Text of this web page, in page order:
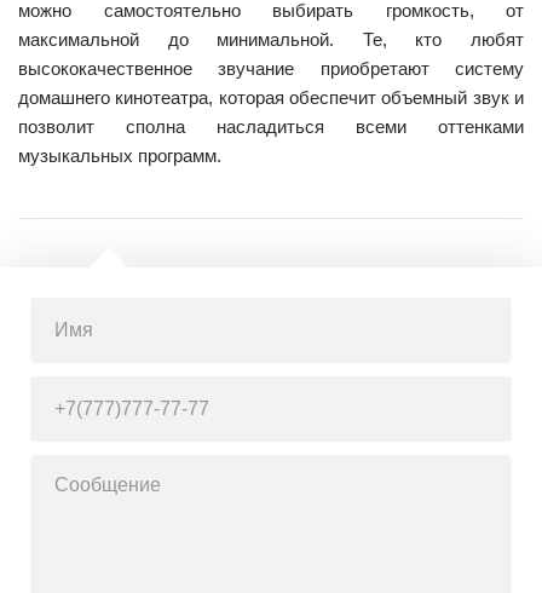
можно самостоятельно выбирать громкость, от
максимальной до минимальной. Те, кто любят
высококачественное звучание приобретают систему
домашнего кинотеатра, которая обеспечит объемный звук и
позволит сполна насладиться всеми оттенками
музыкальных программ.